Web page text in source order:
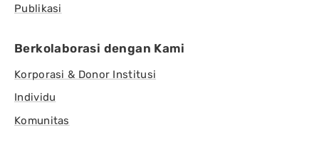
Publikasi
Berkolaborasi dengan Kami
Korporasi & Donor Institusi
Individu
Komunitas